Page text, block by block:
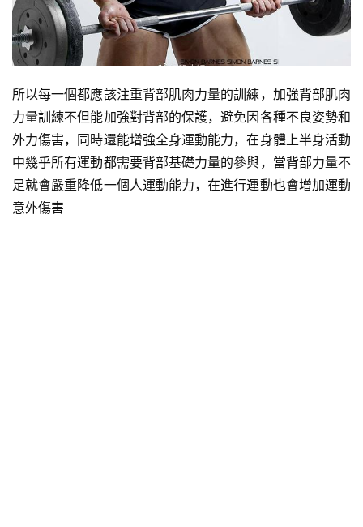
所以每一個都應該注重背部肌肉力量的訓練，加強背部肌肉
力量訓練不但能加強對背部的保護，避免因各種不良姿勢和
外力傷害，同時還能增強全身運動能力，在身體上半身活動
中幾乎所有運動都需要背部基礎力量的參與，當背部力量不
足就會嚴重降低一個人運動能力，在進行運動也會增加運動
意外傷害